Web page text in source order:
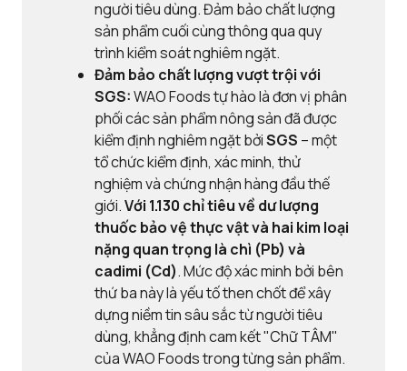
người tiêu dùng. Đảm bảo chất lượng
sản phẩm cuối cùng thông qua quy
trình kiểm soát nghiêm ngặt.
Đảm bảo chất lượng vượt trội với
SGS:WAO Foods tự hào là đơn vị phân
phối các sản phẩm nông sản đã được
kiểm định nghiêm ngặt bởiSGS – một
tổ chức kiểm định, xác minh, thử
nghiệm và chứng nhận hàng đầu thế
giới.Với 1.130 chỉ tiêu về dư lượng
thuốc bảo vệ thực vật và hai kim loại
nặng quan trọng là chì (Pb) và
cadimi (Cd). Mức độ xác minh bởi bên
thứ ba này là yếu tố then chốt để xây
dựng niềm tin sâu sắc từ người tiêu
dùng, khẳng định cam kết "Chữ TÂM"
của WAO Foods trong từng sản phẩm.